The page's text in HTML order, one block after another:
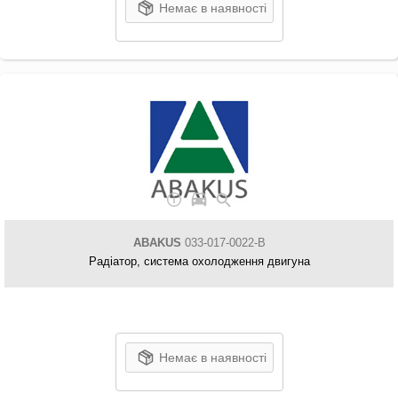
Немає в наявності
ABAKUS 033-017-0022-B
Радіатор, система охолодження двигуна
Немає в наявності